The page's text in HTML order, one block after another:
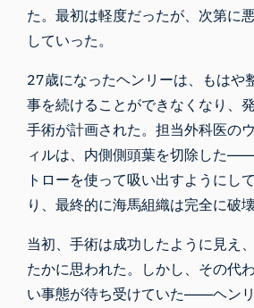
た。最初は軽度だったが、次第に
していった。
27歳になったヘンリーは、もはや
事を続けることができなくなり、
手術が計画された。担当外科医の
ィルは、 内側側頭葉を切除した
トローを使って吸い出すようにして
り、最終的に海馬組織は完全に破
当初、手術は成功したように見え
たかに思われた。しかし、その代
い事態が待ち受けていた――ヘンリ